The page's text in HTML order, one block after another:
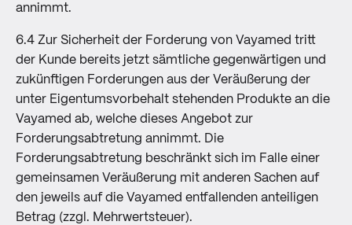
annimmt.
6.4 Zur Sicherheit der Forderung von Vayamed tritt
der Kunde bereits jetzt sämtliche gegenwärtigen und
zukünftigen Forderungen aus der Veräußerung der
unter Eigentumsvorbehalt stehenden Produkte an die
Vayamed ab, welche dieses Angebot zur
Forderungsabtretung annimmt. Die
Forderungsabtretung beschränkt sich im Falle einer
gemeinsamen Veräußerung mit anderen Sachen auf
den jeweils auf die Vayamed entfallenden anteiligen
Betrag (zzgl. Mehrwertsteuer).